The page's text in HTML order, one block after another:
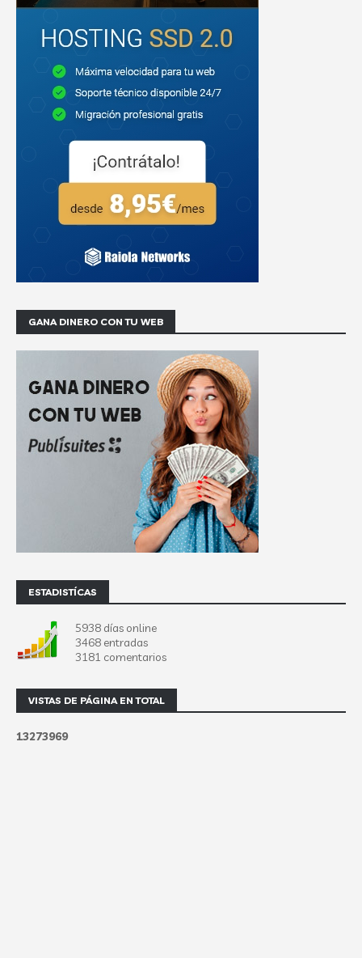
GANA DINERO CON TU WEB
ESTADISTÍCAS
5938 días online
3468 entradas
3181 comentarios
VISTAS DE PÁGINA EN TOTAL
13273969